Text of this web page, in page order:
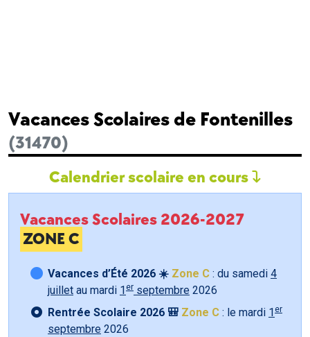
Vacances Scolaires de Fontenilles
(31470)
Calendrier scolaire en cours
Vacances Scolaires 2026-2027
ZONE C
Vacances d’Été 2026 ☀️ Zone C : du samedi 4
juillet au mardi 1 er septembre 2026
Rentrée Scolaire 2026 🎒 Zone C : le mardi 1 er
septembre 2026